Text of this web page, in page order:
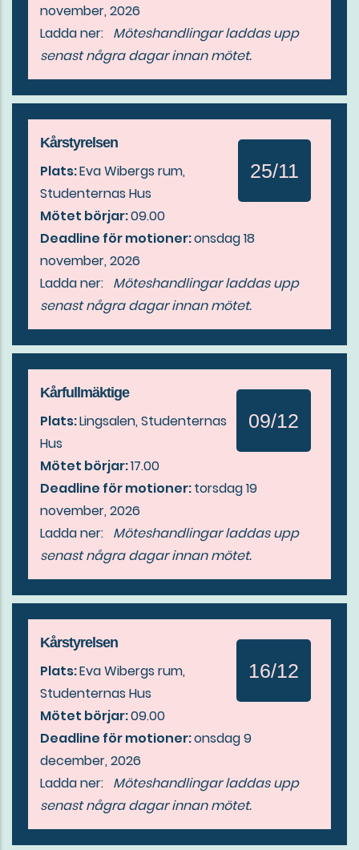
november, 2026
Ladda ner: Möteshandlingar laddas upp
senast några dagar innan mötet.
25/11
Kårstyrelsen
Plats:Eva Wibergs rum,
Studenternas Hus
Mötet börjar:09.00
Deadline för motioner:onsdag 18
november, 2026
Ladda ner: Möteshandlingar laddas upp
senast några dagar innan mötet.
09/12
Kårfullmäktige
Plats:Lingsalen, Studenternas
Hus
Mötet börjar:17.00
Deadline för motioner:torsdag 19
november, 2026
Ladda ner: Möteshandlingar laddas upp
senast några dagar innan mötet.
16/12
Kårstyrelsen
Plats:Eva Wibergs rum,
Studenternas Hus
Mötet börjar:09.00
Deadline för motioner:onsdag 9
december, 2026
Ladda ner: Möteshandlingar laddas upp
senast några dagar innan mötet.